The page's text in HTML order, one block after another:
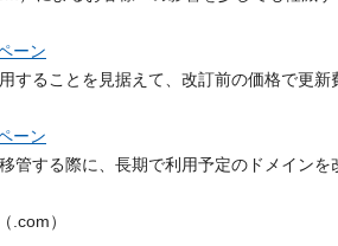
ーン
することを見据えて、改訂前の価格で更新
ーン
管する際に、長期で利用予定のドメイン
.com）